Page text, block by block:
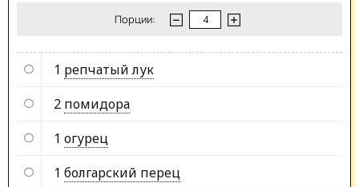
Порции:
1 репчатый лук
2 помидора
1 огурец
1 болгарский перец